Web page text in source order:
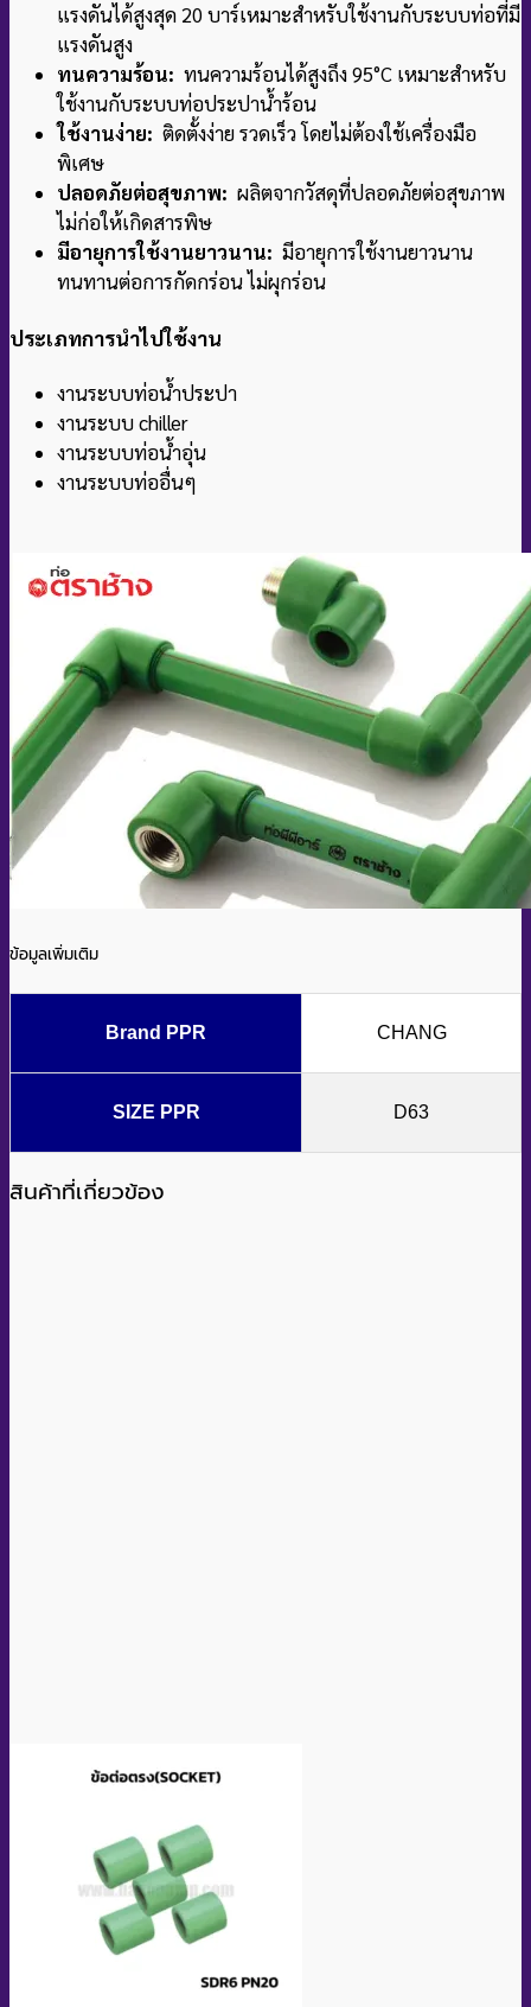
แรงดันได้สูงสุด 20 บาร์เหมาะสำหรับใช้งานกับระบบท่อที่มี
แรงดันสูง
ทนความร้อน: ทนความร้อนได้สูงถึง 95°C เหมาะสำหรับ
ใช้งานกับระบบท่อประปาน้ำร้อน
ใช้งานง่าย: ติดตั้งง่าย รวดเร็ว โดยไม่ต้องใช้เครื่องมือ
พิเศษ
ปลอดภัยต่อสุขภาพ: ผลิตจากวัสดุที่ปลอดภัยต่อสุขภาพ
ไม่ก่อให้เกิดสารพิษ
มีอายุการใช้งานยาวนาน: มีอายุการใช้งานยาวนาน
ทนทานต่อการกัดกร่อน ไม่ผุกร่อน
ประเภทการนำไปใช้งาน
งานระบบท่อน้ำประปา
งานระบบ chiller
งานระบบท่อน้ำอุ่น
งานระบบท่ออื่นๆ
ข้อมูลเพิ่มเติม
Brand PPR CHANG
SIZE PPR D63
สินค้าที่เกี่ยวข้อง